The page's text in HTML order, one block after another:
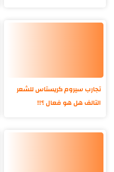
تجارب سيروم كريستاس للشعر
التالف هل هو فعال ؟!!